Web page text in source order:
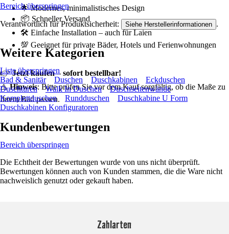
🌟 Modernes, minimalistisches Design
📦 Schneller Versand
🛠️ Einfache Installation – auch für Laien
💯 Geeignet für private Bäder, Hotels und Ferienwohnungen
👉Jetzt kaufen – sofort bestellbar!
⚠️Hinweis: Bitte prüfen Sie vor dem Kauf sorgfältig, ob die Maße zu
Ihrem Bad passen.
Bereich überspringen
Verantwortlich für Produktsicherheit: Siehe Herstellerinformationen .
Weitere Kategorien
Liste überspringen
Bad & Sanitär
Duschen Duschkabinen
Eckduschen
Duschtüren
Walk In Duschen
Duschseitenwände
Komplettduschen
Rundduschen
Duschkabine U Form
Duschkabinen Konfiguratoren
Kundenbewertungen
Bereich überspringen
Die Echtheit der Bewertungen wurde von uns nicht überprüft.
Bewertungen können auch von Kunden stammen, die die Ware nicht
nachweislich genutzt oder gekauft haben.
Zahlarten